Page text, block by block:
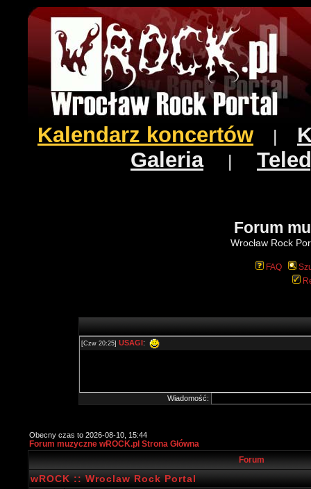
Kalendarz koncertów
Galeria|
Forum
Wrocław Rock
FAQ
Wiadomość:
Obecny czas to 2026-08-10, 15:44
Forum muzyczne wROCK.pl Strona Główna
Forum
wROCK :: Wroclaw Rock Portal